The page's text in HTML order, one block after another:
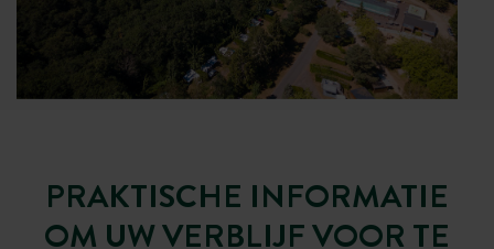
PRAKTISCHE INFORMATIE
OM UW VERBLIJF VOOR TE